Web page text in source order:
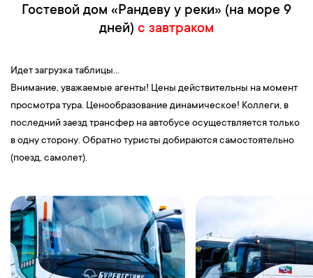
Гостевой дом «Рандеву у реки» (на море 9
дней) с завтраком
Идет загрузка таблицы...
Внимание, уважаемые агенты! Цены действительны на момент
просмотра тура. Ценообразование динамическое! Коллеги, в
последний заезд трансфер на автобусе осуществляется только
в одну сторону. Обратно туристы добираются самостоятельно
(поезд, самолет).